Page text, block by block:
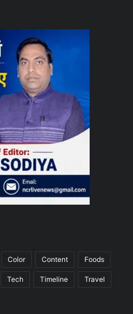
Color Content Foods
Tech Timeline Travel